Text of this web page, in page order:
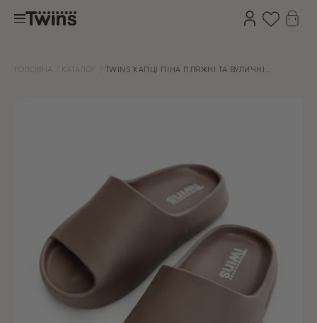
ГОЛОВНА КАТАЛОГ
TWINS КАПЦІ ПІНА ПЛЯЖНІ ТА ВУЛИЧНІ